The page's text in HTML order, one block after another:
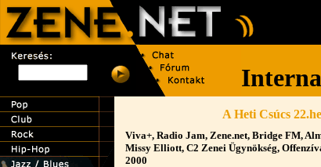
A Heti Csúcs
Viva+, Radio Jam, Zene.net, Bridge FM,
Missy Elliott, C2 Zenei Ügynökség,
2000